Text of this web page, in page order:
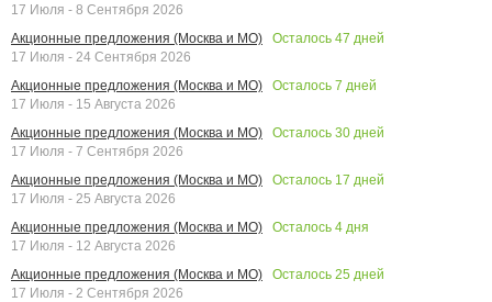
17 Июля - 8 Сентября 2026
Акционные предложения (Москва и МО)
Осталось 47 дней
17 Июля - 24 Сентября 2026
Акционные предложения (Москва и МО)
Осталось 7 дней
17 Июля - 15 Августа 2026
Акционные предложения (Москва и МО)
Осталось 30 дней
17 Июля - 7 Сентября 2026
Акционные предложения (Москва и МО)
Осталось 17 дней
17 Июля - 25 Августа 2026
Акционные предложения (Москва и МО)
Осталось 4 дня
17 Июля - 12 Августа 2026
Акционные предложения (Москва и МО)
Осталось 25 дней
17 Июля - 2 Сентября 2026